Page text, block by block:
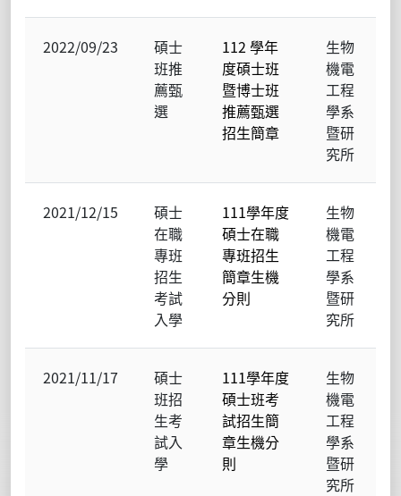
2022/09/23
碩士
班推
薦甄
選
112 學年
度碩士班
暨博士班
推薦甄選
招生簡章
生物
機電
工程
學系
暨研
究所
2021/12/15
碩士
在職
專班
招生
考試
入學
111學年度
碩士在職
專班招生
簡章生機
分則
生物
機電
工程
學系
暨研
究所
2021/11/17
碩士
班招
生考
試入
學
111學年度
碩士班考
試招生簡
章生機分
則
生物
機電
工程
學系
暨研
究所